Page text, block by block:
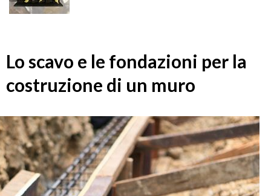
Lo scavo e le fondazioni per la
costruzione di un muro